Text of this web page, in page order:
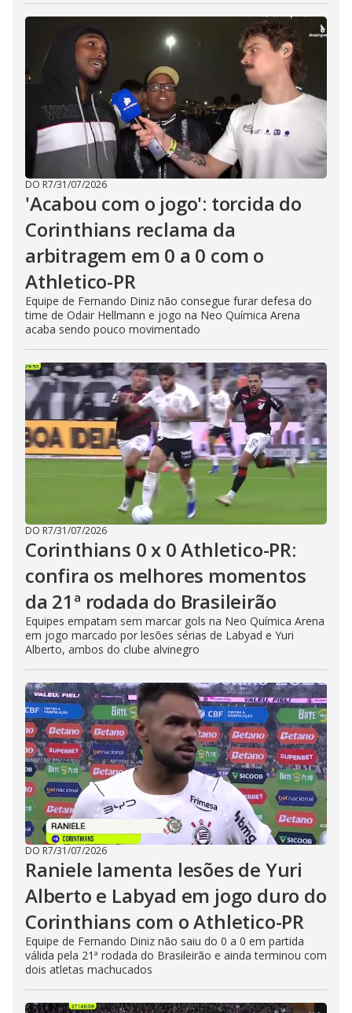
DO R7/31/07/2026
'Acabou com o jogo': torcida do
Corinthians reclama da
arbitragem em 0 a 0 com o
Athletico-PR
Equipe de Fernando Diniz não consegue furar defesa do
time de Odair Hellmann e jogo na Neo Química Arena
acaba sendo pouco movimentado
DO R7/31/07/2026
Corinthians 0 x 0 Athletico-PR:
confira os melhores momentos
da 21ª rodada do Brasileirão
Equipes empatam sem marcar gols na Neo Química Arena
em jogo marcado por lesões sérias de Labyad e Yuri
Alberto, ambos do clube alvinegro
DO R7/31/07/2026
Raniele lamenta lesões de Yuri
Alberto e Labyad em jogo duro do
Corinthians com o Athletico-PR
Equipe de Fernando Diniz não saiu do 0 a 0 em partida
válida pela 21ª rodada do Brasileirão e ainda terminou com
dois atletas machucados